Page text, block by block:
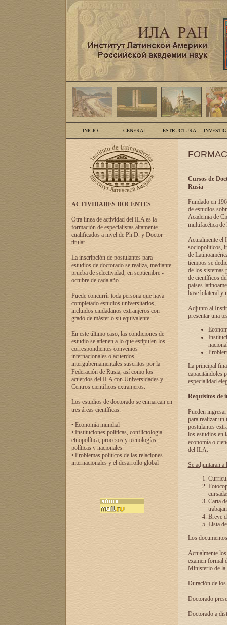
INICIO GENERAL ESTRUCTURA
ACTIVIDADES DOCENTES
Otra línea de actividad del ILA es la
formación de especialistas altamente
cualificados a nivel de Ph.D. y Doctor
titular.
La inscripción de postulantes para
estudios de doctorado se realiza, mediante
prueba de selectividad, en septiembre -
octubre de cada año.
Puede concurrir toda persona que haya
completado estudios universitarios,
incluidos ciudadanos extranjeros con
grado de máster o su equivalente.
En este último caso, las condiciones de
estudio se atienen a lo que estipulen los
correspondientes convenios
internacionales o acuerdos
intergubernamentales suscritos por la
Federación de Rusia, así como los
acuerdos del ILA con Universidades y
Centros científicos extranjeros.
Los estudios de doctorado se enmarcan en
tres áreas científicas:
• Economía mundial
• Instituciones políticas, conflictología
etnopolítica, procesos y tecnologías
políticas y nacionales.
• Problemas políticos de las relaciones
internacionales y el desarrollo global
Cursos de
Rusia
Fundado en
de estudios
Academia de
multifacética de
Actualmente el
sociopolíticos,
de
tiempos se
de los sistemas
de científicos
países
base bilateral y
Adjunto al
presentar una
La principal
capacitándoles
especialidad
Requisitos de
Pueden
para realizar un
postulantes
los estudios en
economía o
del ILA.
Se adjuntaran a
Carta
Breve
Lista
Los
Actualmente
examen formal
Ministerio de la
Duración de
Doctorado
Doctorado a